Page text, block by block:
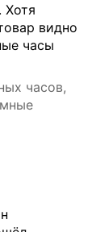
Хотя
видно
часы
часов,